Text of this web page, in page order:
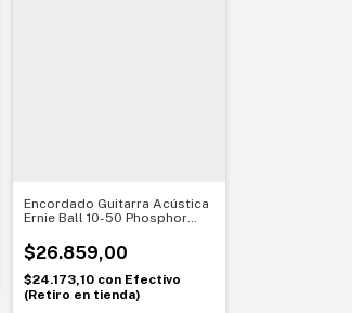
Encordado Guitarra Acústica
Ernie Ball 10-50 Phosphor
$26.859,00
$24.173,10 con Efectivo
(Retiro en tienda)